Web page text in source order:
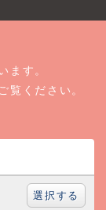
ます。
覧ください。
選択する